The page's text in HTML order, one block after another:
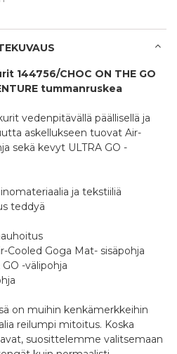
144756/CHOC ON THE GO
tummanruskea
vedenpitävällä päällisellä ja
askellukseen tuovat Air-
sekä kevyt ULTRA GO -
ja tekstiiliä
teddyä
Cooled Goga Mat- sisäpohja
-välipohja
on muihin kenkämerkkeihin
reilumpi mitoitus. Koska
suosittelemme valitsemaan